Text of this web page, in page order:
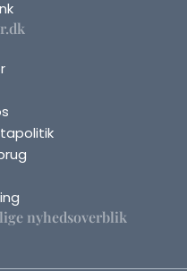
nyhedsoverblik